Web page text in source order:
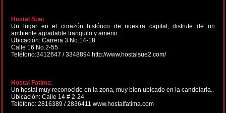
Hostal Sue:
Un lugar en el corazón histórico de nuestra capital; disfrute de un
ambiente agradable tranquilo y ameno.
Ubicación: Carrera 3 No.14-18
Calle 16 No.2-55
Teléfono:3412647 / 3348894 http://www.hostalsue2.com/
Hostal Fatima:
Un hostal muy reconocido en la zona, muy bien ubicado en la candelaria..
Ubicación: Calle 14 # 2-24
Teléfono: 2816389 / 2836411 www.hostalfatima.com